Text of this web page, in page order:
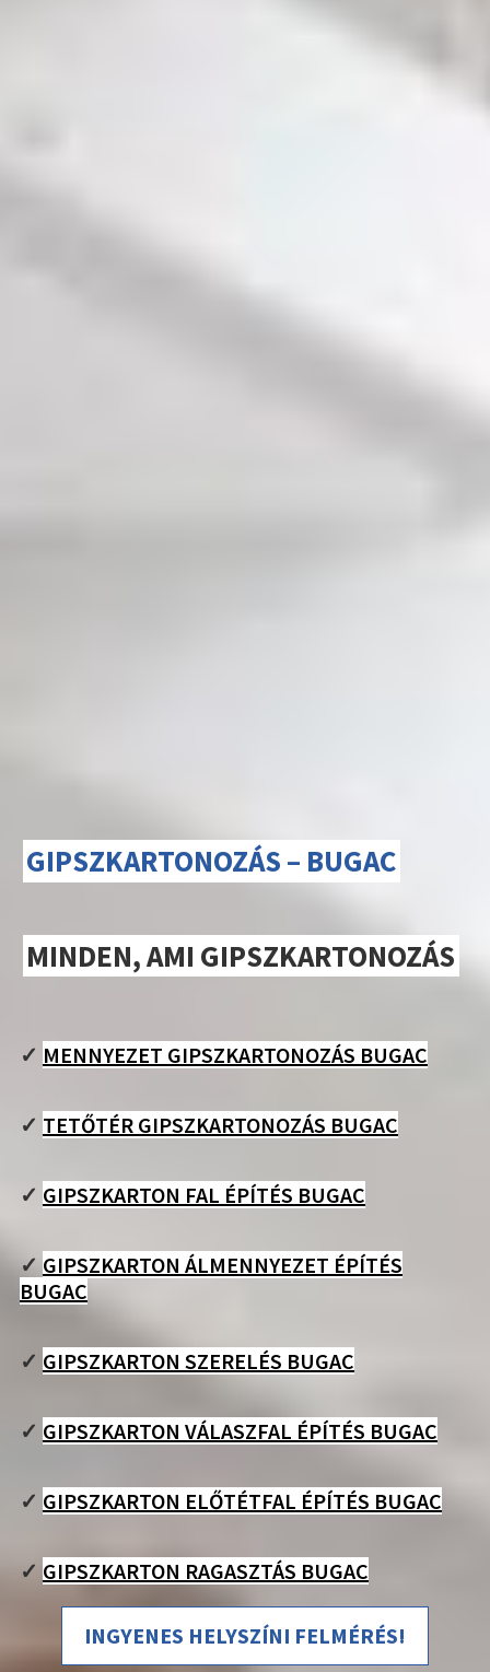
GIPSZKARTONOZÁS – BUGAC
MINDEN, AMI GIPSZKARTONOZÁS
✓ MENNYEZET GIPSZKARTONOZÁS BUGAC
✓ TETŐTÉR GIPSZKARTONOZÁS BUGAC
✓ GIPSZKARTON FAL ÉPÍTÉS BUGAC
✓ GIPSZKARTON ÁLMENNYEZET ÉPÍTÉS
BUGAC
✓ GIPSZKARTON SZERELÉS BUGAC
✓ GIPSZKARTON VÁLASZFAL ÉPÍTÉS BUGAC
✓ GIPSZKARTON ELŐTÉTFAL ÉPÍTÉS BUGAC
✓ GIPSZKARTON RAGASZTÁS BUGAC
INGYENES HELYSZÍNI FELMÉRÉS!